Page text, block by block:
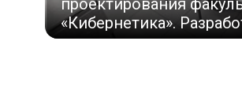
проектирования
«Кибернетика».
эксплуатацию каф. 35 в